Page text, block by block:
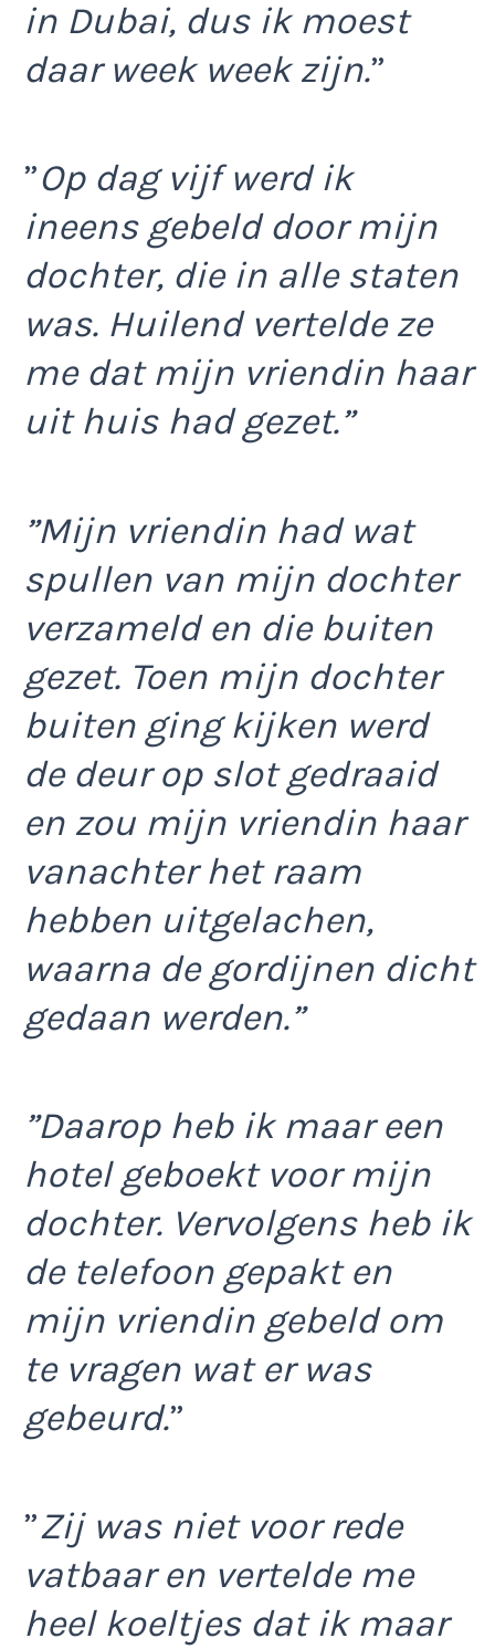
in Dubai, dus ik moest
daar week week zijn.”
”Op dag vijf werd ik
ineens gebeld door mijn
dochter, die in alle staten
was. Huilend vertelde ze
me dat mijn vriendin haar
uit huis had gezet.”
”Mijn vriendin had wat
spullen van mijn dochter
verzameld en die buiten
gezet. Toen mijn dochter
buiten ging kijken werd
de deur op slot gedraaid
en zou mijn vriendin haar
vanachter het raam
hebben uitgelachen,
waarna de gordijnen dicht
gedaan werden.”
”Daarop heb ik maar een
hotel geboekt voor mijn
dochter. Vervolgens heb ik
de telefoon gepakt en
mijn vriendin gebeld om
te vragen wat er was
gebeurd.”
”Zij was niet voor rede
vatbaar en vertelde me
heel koeltjes dat ik maar